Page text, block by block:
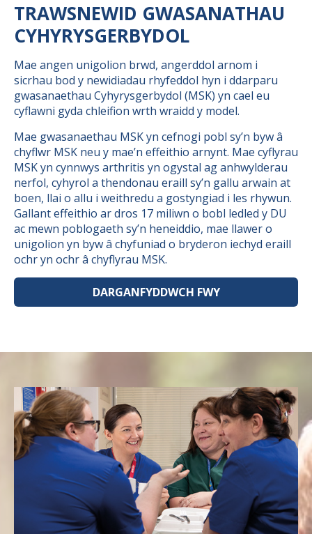
TRAWSNEWID GWASANATHAU
CYHYRYSGERBYDOL
Mae angen unigolion brwd, angerddol arnom i
sicrhau bod y newidiadau rhyfeddol hyn i ddarparu
gwasanaethau Cyhyrysgerbydol (MSK) yn cael eu
cyflawni gyda chleifion wrth wraidd y model.
Mae gwasanaethau MSK yn cefnogi pobl sy’n byw â
chyflwr MSK neu y mae’n effeithio arnynt. Mae cyflyrau
MSK yn cynnwys arthritis yn ogystal ag anhwylderau
nerfol, cyhyrol a thendonau eraill sy’n gallu arwain at
boen, llai o allu i weithredu a gostyngiad i les rhywun.
Gallant effeithio ar dros 17 miliwn o bobl ledled y DU
ac mewn poblogaeth sy’n heneiddio, mae llawer o
unigolion yn byw â chyfuniad o bryderon iechyd eraill
ochr yn ochr â chyflyrau MSK.
DARGANFYDDWCH FWY